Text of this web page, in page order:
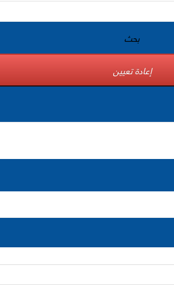
بحث
إعادة تعيين